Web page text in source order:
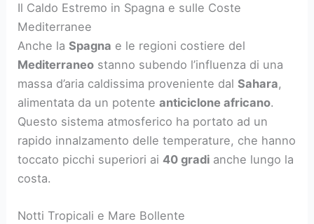
Il Caldo Estremo in Spagna e sulle Coste
Mediterranee
Anche laSpagna e le regioni costiere del
Mediterraneo stanno subendo l’influenza di una
massa d’aria caldissima proveniente dalSahara,
alimentata da un potenteanticiclone africano.
Questo sistema atmosferico ha portato ad un
rapido innalzamento delle temperature, che hanno
toccato picchi superiori ai40 gradi anche lungo la
costa.
Notti Tropicali e Mare Bollente